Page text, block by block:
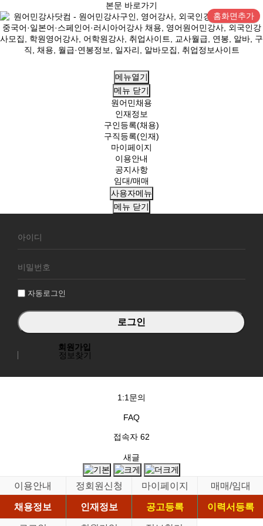
본문 바로가기
홈화면추가
메뉴열기
메뉴 닫기
원어민채용
인재정보
구인등록(채용)
구직등록(인재)
마이페이지
이용안내
공지사항
임대/매매
사용자메뉴
메뉴 닫기
원
그
자동로그인
회원가입
정보찾기
1:1문의
FAQ
접속자 62
새글
이용안내 정회원신청 마이페이지
매매/임대
채용정보
인재정보 공고등록
이력서등록